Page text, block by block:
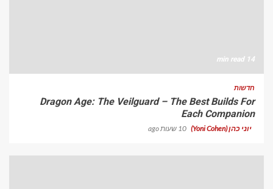
14 min read
חדשות
Dragon Age: The Veilguard – The Best Builds For
Each Companion
יוני כהן (Yoni Cohen) 10 שעות ago